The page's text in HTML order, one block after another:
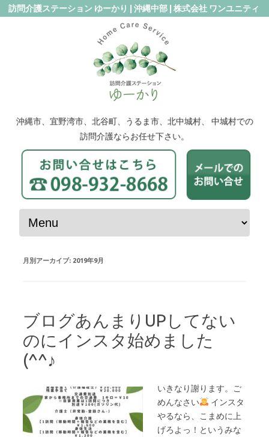
訪問介護ステーション ゆーかり | 沖縄中部 | 株式会社 ワンユニティ
沖縄市、宜野湾市、北谷町、うるま市、北中城村、 中城村での
訪問介護ならお任せ下さい。
コンテンツへスキップ
月別アーカイブ: 2019年9月
ブログあんまりUPしてない
のにインスタ始めました
(^^♪
いきなり謝ります。ご
めんなさい
インスタ
やるなら、こまめに上
げろよっ！というみな